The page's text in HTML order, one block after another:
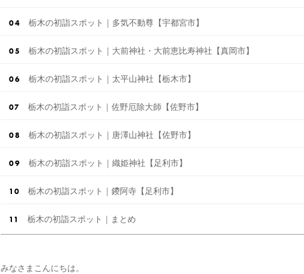
栃木の初詣スポット｜多気不動尊【宇都宮市】
栃木の初詣スポット｜大前神社・大前恵比寿神社【真岡市】
栃木の初詣スポット｜太平山神社【栃木市】
栃木の初詣スポット｜佐野厄除大師【佐野市】
栃木の初詣スポット｜唐澤山神社【佐野市】
栃木の初詣スポット｜織姫神社【足利市】
栃木の初詣スポット｜鑁阿寺【足利市】
栃木の初詣スポット｜まとめ
みなさまこんにちは。